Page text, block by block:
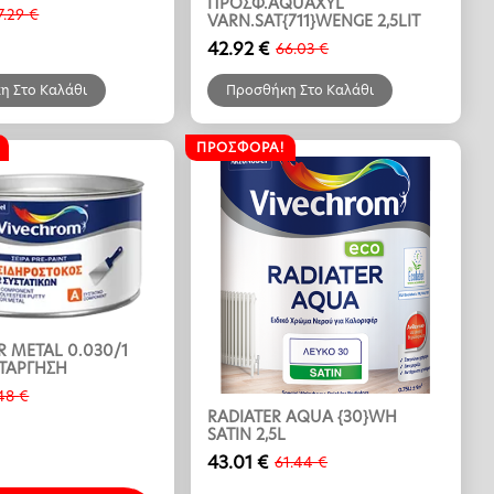
€
Στο Καλάθι
VARN.SAT{711}WENGE 2,5LIT
66.03€
Original
price
was:
66.03 €.
42.92€
Η
τρέχουσα
τιμή
είναι:
42.92 €.
Προσθήκη Στο Καλάθι
METAL 0.030/1
€
ΠΡΟΣΦΟΡΆ!
RADIATER AQUA {30}WH
SATIN 2,5L
61.44€
Original
43.01€
Η